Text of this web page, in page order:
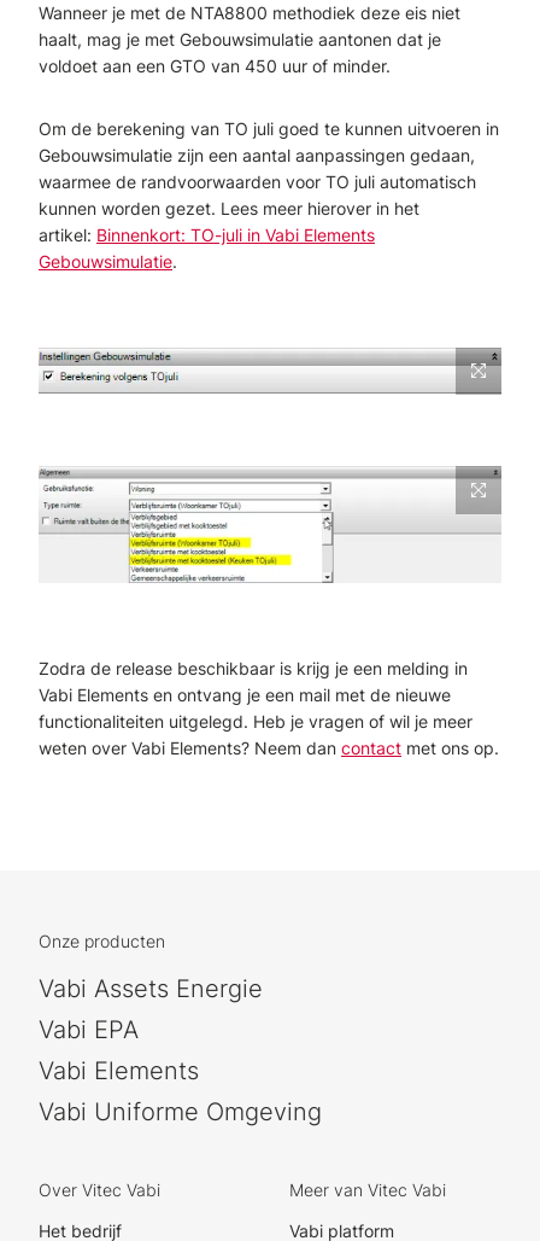
Wanneer je met de NTA8800 methodiek deze eis niet
haalt, mag je met Gebouwsimulatie aantonen dat je
voldoet aan een GTO van 450 uur of minder.
Om de berekening van TO juli goed te kunnen uitvoeren in
Gebouwsimulatie zijn een aantal aanpassingen gedaan,
waarmee de randvoorwaarden voor TO juli automatisch
kunnen worden gezet. Lees meer hierover in het
artikel: Binnenkort: TO-juli in Vabi Elements
Gebouwsimulatie.
Zodra de release beschikbaar is krijg je een melding in
Vabi Elements en ontvang je een mail met de nieuwe
functionaliteiten uitgelegd. Heb je vragen of wil je meer
weten over Vabi Elements? Neem dan contact met ons op.
Onze producten
Vabi Assets Energie
Vabi EPA
Vabi Elements
Vabi Uniforme Omgeving
Over Vitec Vabi
Het bedrijf
Meer van Vitec Vabi
Vabi platform